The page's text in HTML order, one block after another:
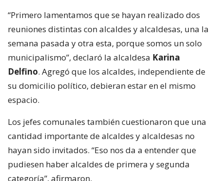
“Primero lamentamos que se hayan realizado dos
reuniones distintas con alcaldes y alcaldesas, una la
semana pasada y otra esta, porque somos un solo
municipalismo”, declaró la alcaldesa Karina
Delfino. Agregó que los alcaldes, independiente de
su domicilio político, debieran estar en el mismo
espacio.
Los jefes comunales también cuestionaron que una
cantidad importante de alcaldes y alcaldesas no
hayan sido invitados. “Eso nos da a entender que
pudiesen haber alcaldes de primera y segunda
categoría”, afirmaron.